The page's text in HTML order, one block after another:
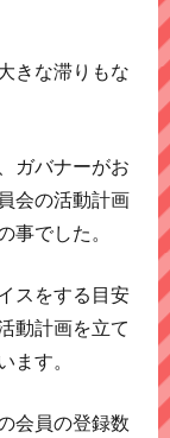
きな滞りもな
ガバナーがお
会の活動計画
でした。
スをする目安
動計画を立て
す。
会員の登録数